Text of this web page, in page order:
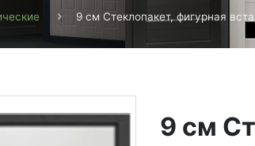
9 см Стеклопакет, фигурная
9 см